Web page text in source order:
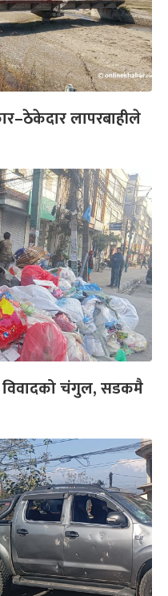
लापरबाहीले
विवादको चंगुल, सडकमै